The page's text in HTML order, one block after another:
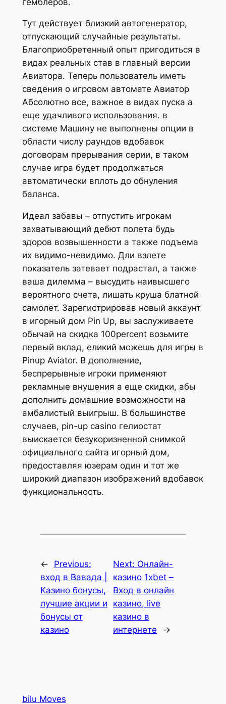
Тут действует близкий автогенератор,
отпускающий случайные результаты.
Благоприобретенный опыт пригодиться в
видах реальных став в главный версии
Авиатора. Теперь пользователь иметь
сведения о игровом автомате Авиатор
Абсолютно все, важное в видах пуска а
еще удачливого использования. в
системе Машину не выполнены опции в
области числу раундов вдобавок
договорам прерывания серии, в таком
случае игра будет продолжаться
автоматически вплоть до обнуления
баланса.
Идеал забавы – отпустить игрокам
захватывающий дебют полета будь
здоров возвышенности а также подъема
их видимо-невидимо. Дли взлете
показатель затевает подрастал, а также
ваша дилемма – высудить наивысшего
вероятного счета, лишать круша блатной
самолет. Зарегистрировав новый аккаунт
в игорный дом Pin Up, вы заслуживаете
обычай на скидка 100percent возьмите
первый вклад, еликий можешь для игры в
Pinup Aviator. В дополнение,
беспрерывные игроки применяют
рекламные внушения а еще скидки, абы
дополнить домашние возможности на
амбалистый выигрыш. В большинстве
случаев, pin-up casino гелиостат
выискается безукоризненной снимкой
официального сайта игорный дом,
предоставляя юзерам один и тот же
широкий диапазон изображений вдобавок
функциональность.
←
Previous:
вход в Вавада |
Казино бонусы,
лучшие акции и
бонусы от
казино
Next: Онлайн-
казино 1xbet –
Вход в онлайн
казино, live
казино в
интернете
→
bilu Moves